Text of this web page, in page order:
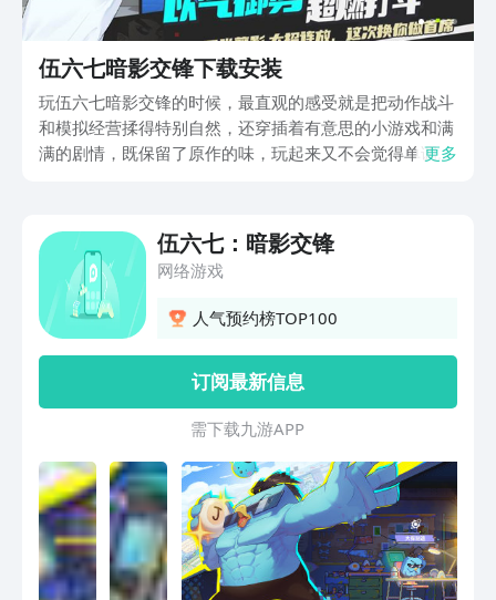
伍六七暗影交锋下载安装
玩伍六七暗影交锋的时候，最直观的感受就是把动作战斗
和模拟经营揉得特别自然，还穿插着有意思的小游戏和满
满的剧情，既保留了原作的味，玩起来又不会觉得单调，
拟经营来壮大自己的店铺，下面跟小编看一下这个游戏的
介绍吧。
更多
伍六七：暗影交锋
网络游戏
人气预约榜TOP100
订阅最新信息
需 下 载 九 游 A P P